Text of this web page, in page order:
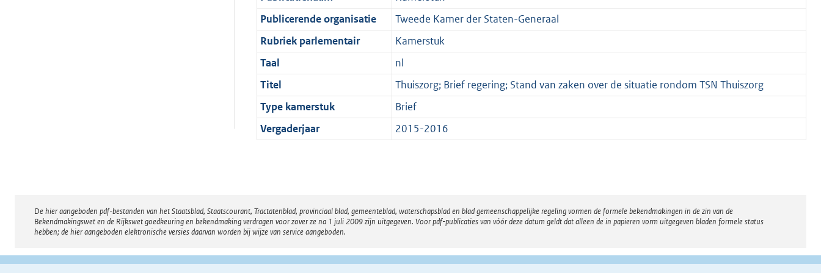
Publicerende organisatie
Tweede Kamer der Staten-Generaal
Rubriek parlementair
Kamerstuk
Taal
nl
Titel
Thuiszorg; Brief regering; Stand van zaken over de situatie rondom TSN Thuiszorg
Type kamerstuk
Brief
Vergaderjaar
2015-2016
Disclaimer
De hier aangeboden pdf-bestanden van het Staatsblad, Staatscourant, Tractatenblad, provinciaal blad, gemeenteblad, waterschapsblad en blad gemeenschappelijke regeling vormen de formele bekendmakingen in de zin van de
Bekendmakingswet en de Rijkswet goedkeuring en bekendmaking verdragen voor zover ze na 1 juli 2009 zijn uitgegeven. Voor pdf-publicaties van vóór deze datum geldt dat alleen de in papieren vorm uitgegeven bladen formele status
hebben; de hier aangeboden elektronische versies daarvan worden bij wijze van service aangeboden.